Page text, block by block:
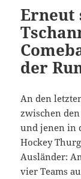
Erneut
der
An den
zwischen
und jenen in
Hockey
Ausländer:
vier Teams